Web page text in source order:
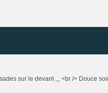
sur le devant ,,, <br /> Douce